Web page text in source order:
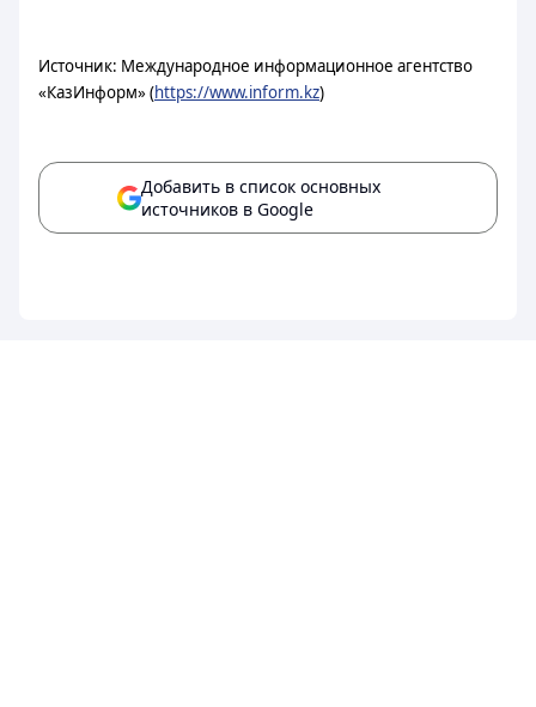
Источник: Международное информационное агентство
«КазИнформ» (https://www.inform.kz)
Добавить в список основных
источников в Google